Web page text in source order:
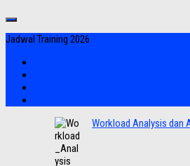
Jadwal Training 2026
Workload Analysis dan